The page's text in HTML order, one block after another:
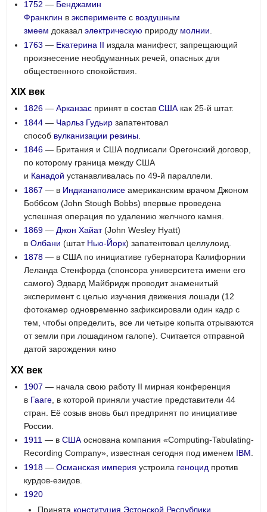
1752 — Бенджамин
Франклин вэксперименте с воздушным
змеем доказалэлектрическую природу молнии.
1763 — Екатерина II издала манифест, запрещающий
произнесение необдуманных речей, опасных для
общественного спокойствия.
XIX век
1826 —Арканзас принят в составСШАкак 25-й штат.
1844 — Чарльз Гудьир запатентовал
способ вулканизации резины
1846 — Британия и США подписали Орегонский договор,
по которому граница между США
и Канадой устанавливалась по 49-й параллели.
1867 — в Индианаполисе американским врачом Джоном
Боббсом (John Stough Bobbs) впервые проведена
успешная операция по удалению желчного камня.
1869 — Джон Хайат(John Wesley Hyatt)
вОлбани (штат Нью-Йорк) запатентовал целлулоид.
1878 — в США по инициативе губернатора Калифорнии
Леланда Стенфорда (спонсора университета имени его
самого) Эдвард Майбридж проводит знаменитый
эксперимент с целью изучения движения лошади (12
фотокамер одновременно зафиксировали один кадр с
тем, чтобы определить, все ли четыре копыта отрываются
от земли при лошадином галопе). Считается отправной
датой зарождения кино
XX век
1907 — начала свою работу II мирная конференция
в Гааге , в которой приняли участие представители 44
стран. Её созыв вновь был предпринят по инициативе
России.
1911 — вСШАоснована компания «Computing-Tabulating-
Recording Company», известная сегодня под именем IBM.
1918 —Османская империя устроила геноцид против
курдов-езидов.
1920
Принята конституция Эстонской Республики.